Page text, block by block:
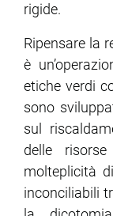
rigide.
Ripensare la
è
etiche verdi
sono
sul
delle
molteplicità
inconciliabili